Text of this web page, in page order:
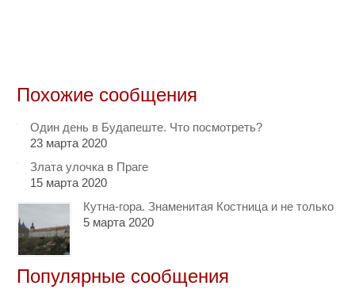
Похожие сообщения
Один день в Будапеште. Что посмотреть?
23 марта 2020
Злата улочка в Праге
15 марта 2020
Кутна-гора. Знаменитая Костница и не только
5 марта 2020
Популярные сообщения